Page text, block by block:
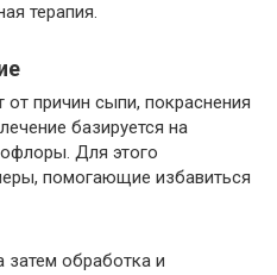
терапия.
от причин сыпи, покраснения
базируется на
Для этого
помогающие избавиться
обработка и